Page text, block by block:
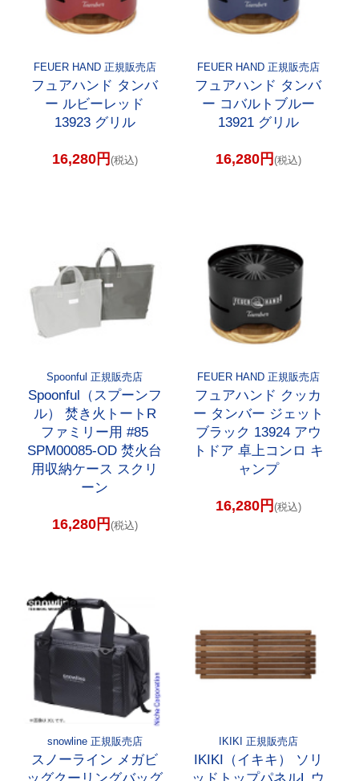
FEUER HAND 正規販売店
フュアハンド タンバ
ー ルビーレッド
13923 グリル
16,280円 (税込)
FEUER HAND 正規販売店
フュアハンド タンバ
ー コバルトブルー
13921 グリル
16,280円 (税込)
Spoonful 正規販売店
Spoonful（スプーンフ
ル） 焚き火トートR
ファミリー用 #85
SPM00085-OD 焚火台
用収納ケース スクリ
ーン
16,280円 (税込)
FEUER HAND 正規販売店
フュアハンド クッカ
ー タンバー ジェット
ブラック 13924 アウ
トドア 卓上コンロ キ
ャンプ
16,280円 (税込)
snowline 正規販売店
スノーライン メガビ
IKIKI 正規販売店
IKIKI（イキキ） ソリ